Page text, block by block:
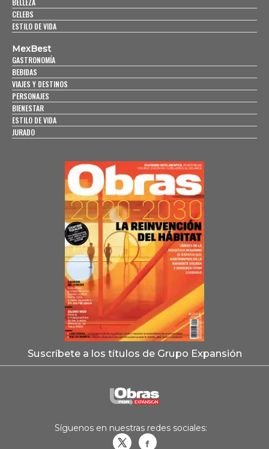
CELEBS
ESTILO DE VIDA
MexBest
GASTRONOMÍA
BEBIDAS
VIAJES Y DESTINOS
PERSONAJES
BIENESTAR
ESTILO DE VIDA
JURADO
Suscríbete a los títulos de Grupo Expansión
Síguenos en nuestras redes sociales: